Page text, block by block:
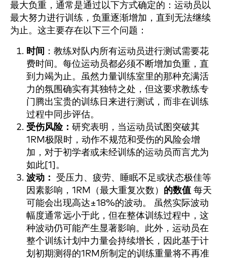
最大负重，通常是通过以下方式确定的：运动员以
最大努力进行训练，负重逐渐增加，直到无法继续
为止。这主要存在以下三个问题：
时间 ：教练对队内所有运动员进行测试需要花
费时间。每位运动员都必须不断增加负重，直
到力竭为止。虽然力量训练室里的那种充满活
力的氛围确实有其独特之处，但这要求教练专
门腾出宝贵的训练日来进行测试，而非在训练
过程中同步评估。
受伤风险： 研究表明，当运动员试图突破其
1RM极限时，动作不规范和受伤的风险会增
加，对于初学者或未经训练的运动员而言尤为
如此[1]。
波动： 受压力、疲劳、睡眠不足或状态极佳等
因素影响，1RM（最大重复次数） 的数值 每天
可能会出现高达±18%的波动。 虽然实际波动
幅度通常远小于此，但在整体训练过程中，这
种波动仍可能产生显著影响。此外，运动员在
整个训练计划中力量会持续增长，因此基于计
划初期测得的1RM所制定的训练重量将不再准